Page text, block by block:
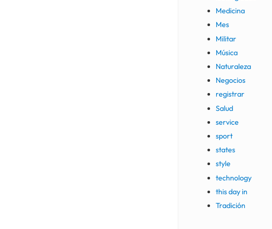
Medicina
Mes
Militar
Música
Naturaleza
Negocios
registrar
Salud
service
sport
states
style
technology
this day in
Tradición